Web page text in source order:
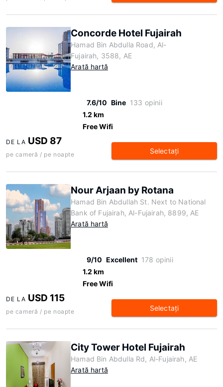
Concorde Hotel Fujairah
Hamad Bin Abdulla Road, Al-
Fujairah, 3588, AE
Arată hartă
7.6/10 Bine 133 opinii
1.2 km
Free Wifi
DE LA USD 87
pe cameră / pe noapte Selectaţi
Nour Arjaan by Rotana
Hamad Bin Abdullah St. Next to National
Bank of Fujairah, Al-Fujairah, 8899, AE
Arată hartă
9/10 Excellent 178 opinii
1.2 km
Free Wifi
DE LA USD 115
pe cameră / pe noapte Selectaţi
City Tower Hotel Fujairah
Hamad Bin Abdulla Rd, Al-Fujairah, AE
Arată hartă